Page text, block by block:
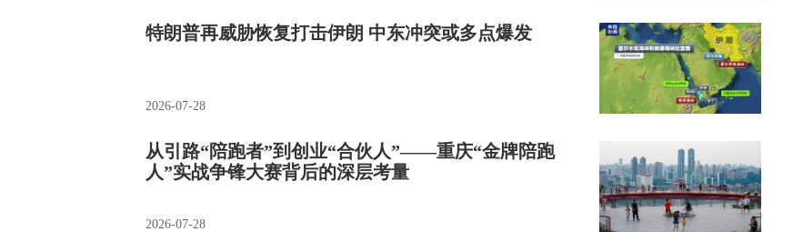
特朗普再威胁恢复打击伊朗 中东冲突或多点爆发
2026-07-28
从引路“陪跑者”到创业“合伙人”——重庆“金牌陪跑
人”实战争锋大赛背后的深层考量
2026-07-28